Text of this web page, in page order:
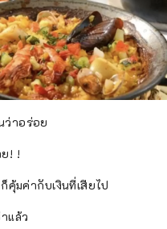
ว่าอร่อย
! !
คุ้มค่ากับเงินที่เสียไป
แล้ว